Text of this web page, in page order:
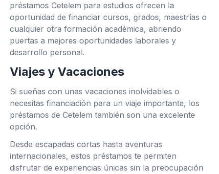
préstamos Cetelem para estudios ofrecen la
oportunidad de financiar cursos, grados, maestrías o
cualquier otra formación académica, abriendo
puertas a mejores oportunidades laborales y
desarrollo personal.
Viajes y Vacaciones
Si sueñas con unas vacaciones inolvidables o
necesitas financiación para un viaje importante, los
préstamos de Cetelem también son una excelente
opción.
Desde escapadas cortas hasta aventuras
internacionales, estos préstamos te permiten
disfrutar de experiencias únicas sin la preocupación